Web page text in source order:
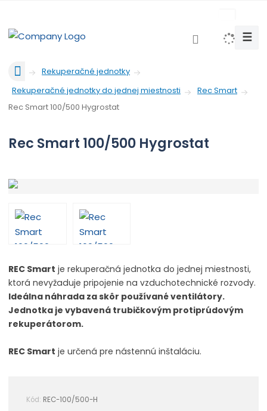
e
t
☰
o
d
s
a
Rekuperačné jednotky
Rekuperačné jednotky do jednej miestnosti
Rec Smart
Rec Smart 100/500 Hygrostat
Rec Smart 100/500 Hygrostat
REC Smart je rekuperačná jednotka do jednej miestnosti,
ktorá nevyžaduje pripojenie na vzduchotechnické rozvody.
Ideálna náhrada zaskôr používanéventilátory.
Jednotka je vybavená trubičkovým protiprúdovým
rekuperátorom.
REC Smart je určená pre nástennú inštaláciu.
Kód: REC-100/500-H